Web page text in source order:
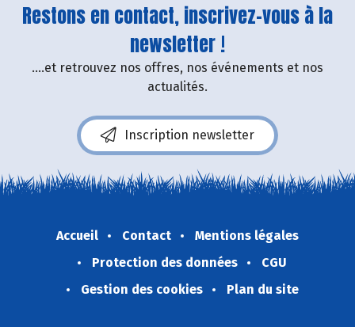
Restons en contact, inscrivez-vous à la
newsletter !
....et retrouvez nos offres, nos événements et nos
actualités.
Inscription newsletter
Accueil Contact
Mentions légales
Protection des données
CGU
Gestion des cookies
Plan du site